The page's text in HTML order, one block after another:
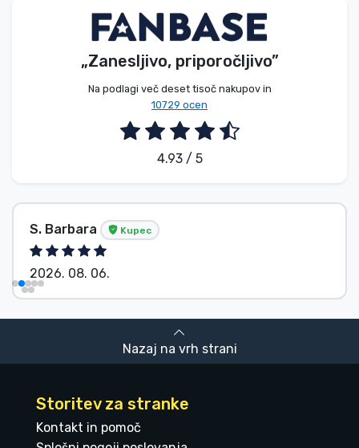
„Zanesljivo, priporočljivo”
Na podlagi več deset tisoč nakupov in
10729 ocen
4.93 / 5
S. Barbara Kupec
2026. 08. 06.
Nazaj na vrh strani
Storitev za stranke
Kontakt in pomoč
Blagovne znamke